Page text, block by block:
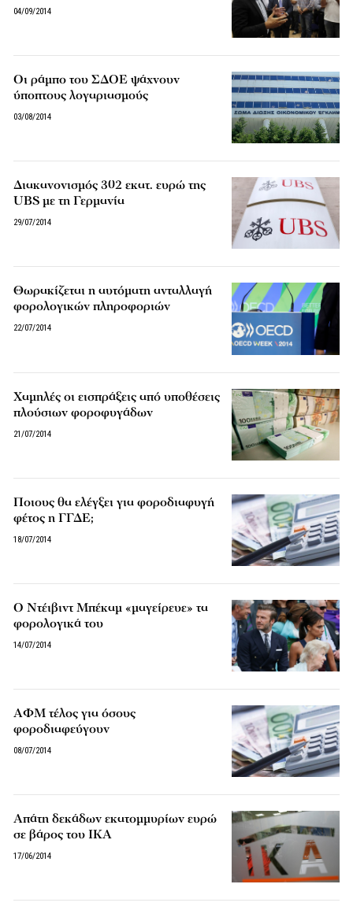
04/09/2014
Οι ράμπο του ΣΔΟΕ ψάχνουν
ύποπτους λογαριασμούς
03/08/2014
Διακανονισμός 302 εκατ. ευρώ της
UBS με τη Γερμανία
29/07/2014
Θωρακίζεται η αυτόματη ανταλλαγή
φορολογικών πληροφοριών
22/07/2014
Χαμηλές οι εισπράξεις από υποθέσεις
πλούσιων φοροφυγάδων
21/07/2014
Ποιους θα ελέγξει για φοροδιαφυγή
φέτος η ΓΓΔΕ;
18/07/2014
Ο Ντέιβιντ Μπέκαμ «μαγείρευε» τα
φορολογικά του
14/07/2014
ΑΦΜ τέλος για όσους
φοροδιαφεύγουν
08/07/2014
Απάτη δεκάδων εκατομμυρίων ευρώ
σε βάρος του ΙΚΑ
17/06/2014